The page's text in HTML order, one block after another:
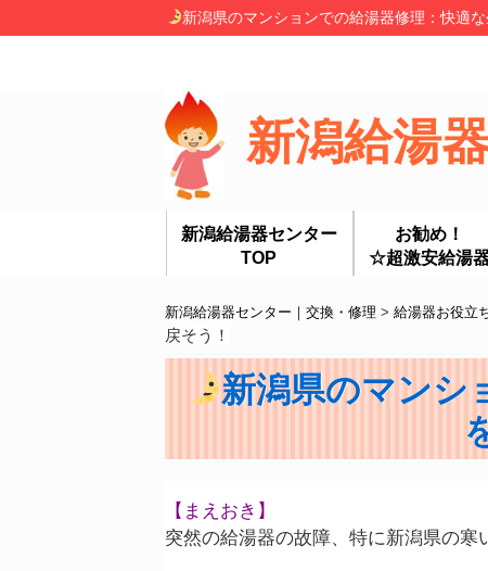
新潟県のマンションでの給湯器修理：快適
新潟給湯
新潟給湯器センター
TOP
お勧め！
☆超激安給湯
新潟給湯器センター｜交換・修理 > 給湯器お役立
戻そう！
新潟県のマンシ
【まえおき】
突然の給湯器の故障、特に新潟県の寒